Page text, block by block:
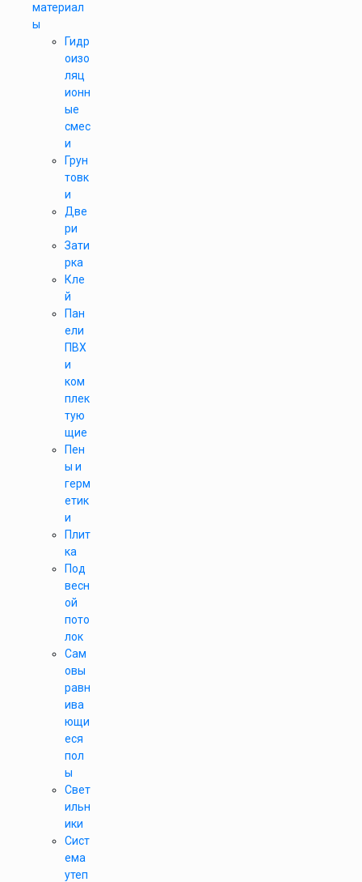
материал
ы
Гидр
оизо
ляц
ионн
ые
смес
и
Грун
товк
и
Две
ри
Зати
рка
Кле
й
Пан
ели
ПВХ
и
ком
плек
тую
щие
Пен
ы и
герм
етик
и
Плит
ка
Под
весн
ой
пото
лок
Сам
овы
равн
ива
ющи
еся
пол
ы
Свет
ильн
ики
Сист
ема
утеп